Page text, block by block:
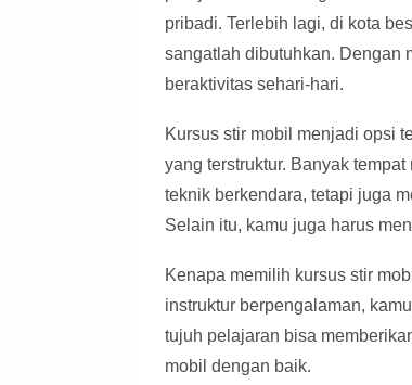
pribadi. Terlebih lagi, di kota
sangatlah dibutuhkan. Dengan
beraktivitas sehari-hari.
Kursus stir mobil menjadi opsi
yang terstruktur. Banyak
teknik berkendara, tetapi juga
Selain itu, kamu juga harus
Kenapa memilih kursus stir
instruktur berpengalaman,
tujuh pelajaran bisa
mobil dengan baik.